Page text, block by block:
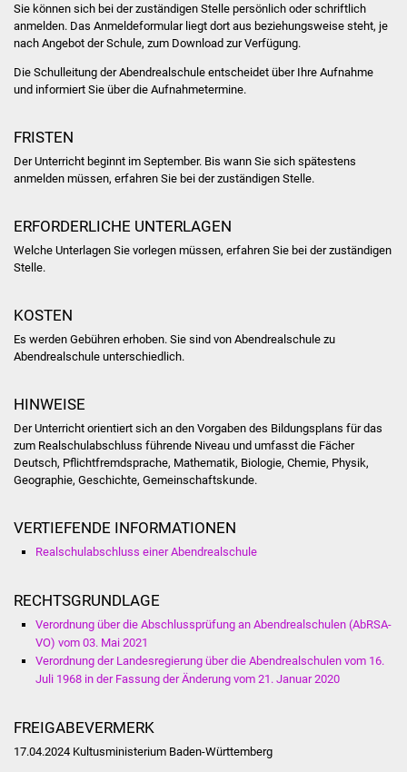
Presse
Bürger & Service
Formulare
Kolping-Musikschule
Soziale Einrichtungen
Lokale Agenda
Jugendhaus
Kinder- und
Sie können sich bei der zuständigen Stelle persönlich oder schriftlich
anmelden. Das Anmeldeformular liegt dort aus beziehungsweise steht, je
nach Angebot der Schule, zum Download zur Verfügung.
Die Schulleitung der Abendrealschule entscheidet über Ihre Aufnahme
und informiert Sie über die Aufnahmetermine.
FRISTEN
Der Unterricht beginnt im September. Bis wann Sie sich spätestens
anmelden müssen, erfahren Sie bei der zuständigen Stelle.
ERFORDERLICHE UNTERLAGEN
Welche Unterlagen Sie vorlegen müssen, erfahren Sie bei der zuständigen
Stelle.
KOSTEN
Es werden Gebühren erhoben. Sie sind von Abendrealschule zu
Abendrealschule unterschiedlich.
HINWEISE
Der Unterricht orientiert sich an den Vorgaben des Bildungsplans für das
zum Realschulabschluss führende Niveau und umfasst die Fächer
Deutsch, Pflichtfremdsprache, Mathematik, Biologie, Chemie, Physik,
Geographie, Geschichte, Gemeinschaftskunde.
VERTIEFENDE INFORMATIONEN
Realschulabschluss einer Abendrealschule
RECHTSGRUNDLAGE
Verordnung über die Abschlussprüfung an Abendrealschulen (AbRSA-
VO) vom 03. Mai 2021
Verordnung der Landesregierung über die Abendrealschulen vom 16.
Juli 1968 in der Fassung der Änderung vom 21. Januar 2020
FREIGABEVERMERK
17.04.2024Kultusministerium Baden-Württemberg